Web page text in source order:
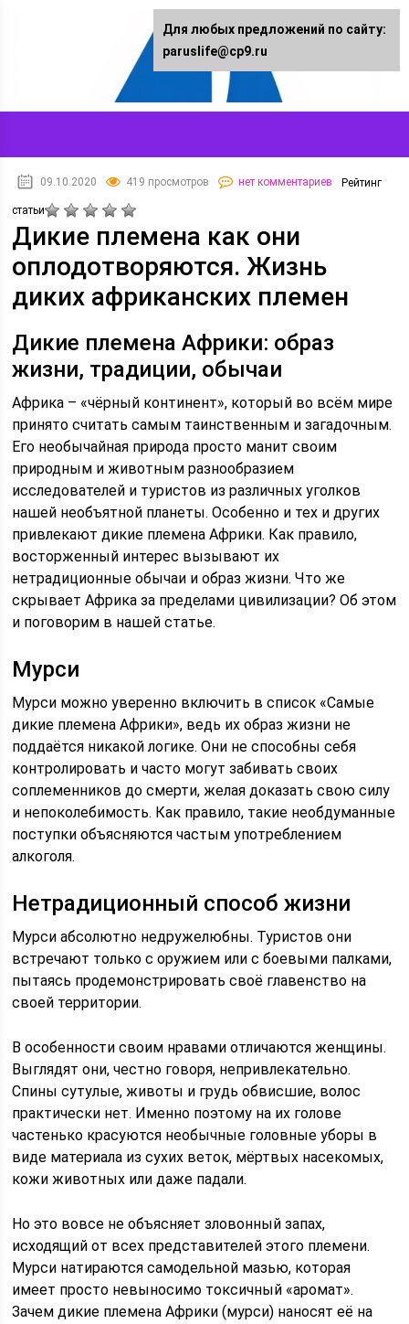
09.10.2020 419 просмотров нет комментариев Рейтинг
статьи
Дикие племена как они
оплодотворяются. Жизнь
диких африканских племен
Дикие племена Африки: образ
жизни, традиции, обычаи
Африка – «чёрный континент», который во всём мире
принято считать самым таинственным и загадочным.
Его необычайная природа просто манит своим
природным и животным разнообразием
исследователей и туристов из различных уголков
нашей необъятной планеты. Особенно и тех и других
привлекают дикие племена Африки. Как правило,
восторженный интерес вызывают их
нетрадиционные обычаи и образ жизни. Что же
скрывает Африка за пределами цивилизации? Об этом
и поговорим в нашей статье.
Мурси
Мурси можно уверенно включить в список «Самые
дикие племена Африки», ведь их образ жизни не
поддаётся никакой логике. Они не способны себя
контролировать и часто могут забивать своих
соплеменников до смерти, желая доказать свою силу
и непоколебимость. Как правило, такие необдуманные
поступки объясняются частым употреблением
алкоголя.
Нетрадиционный способ жизни
Мурси абсолютно недружелюбны. Туристов они
встречают только с оружием или с боевыми палками,
пытаясь продемонстрировать своё главенство на
своей территории.
В особенности своим нравами отличаются женщины.
Выглядят они, честно говоря, непривлекательно.
Спины сутулые, животы и грудь обвисшие, волос
практически нет. Именно поэтому на их голове
частенько красуются необычные головные уборы в
виде материала из сухих веток, мёртвых насекомых,
кожи животных или даже падали.
Но это вовсе не объясняет зловонный запах,
исходящий от всех представителей этого племени.
Мурси натираются самодельной мазью, которая
имеет просто невыносимо токсичный «аромат».
Зачем дикие племена Африки (мурси) наносят её на
Для любых предложений по сайту:
paruslife@cp9.ru